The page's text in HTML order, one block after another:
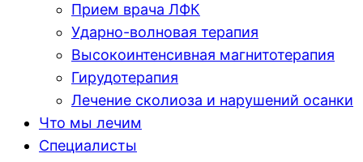
Прием врача ЛФК
Ударно-волновая терапия
Высокоинтенсивная магнитотерапия
Гирудотерапия
Лечение сколиоза и нарушений осанки
Что мы лечим
Специалисты